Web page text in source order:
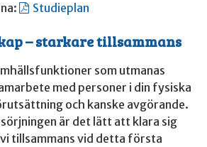
Studieplan
– starkare tillsammans
som utmanas
med personer i din fysiska
och kanske avgörande.
är det lätt att klara sig
tillsammans vid detta första